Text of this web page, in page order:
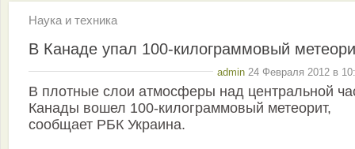
Наука и техника
В Канаде упал 100-килограммовый
admin 24 Февраля 2012 в
В плотные слои атмосферы над центральной
Канады вошел 100-килограммовый метеорит,
сообщает РБК Украина.